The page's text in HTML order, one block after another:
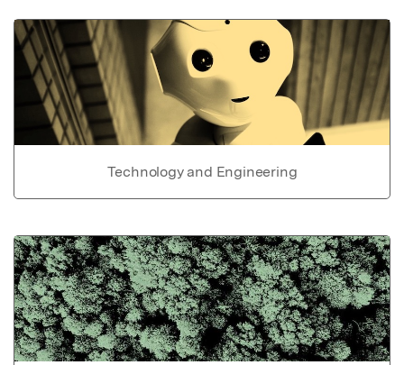
Technology and Engineering